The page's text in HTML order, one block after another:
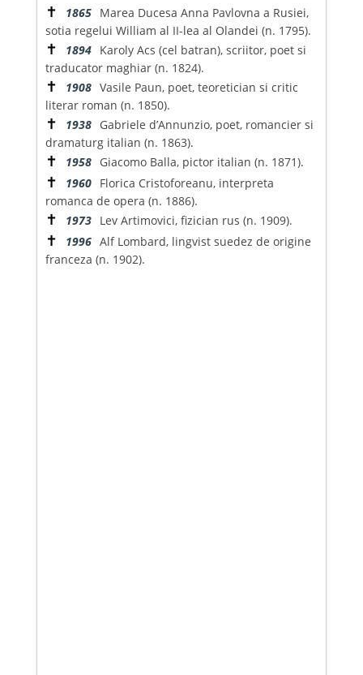
✝ 1865 Marea Ducesa Anna Pavlovna a Rusiei,
sotia regelui William al II-lea al Olandei (n. 1795).
✝ 1894 Karoly Acs (cel batran), scriitor, poet si
traducator maghiar (n. 1824).
✝ 1908 Vasile Paun, poet, teoretician si critic
literar roman (n. 1850).
✝ 1938 Gabriele d’Annunzio, poet, romancier si
dramaturg italian (n. 1863).
✝ 1958 Giacomo Balla, pictor italian (n. 1871).
✝ 1960 Florica Cristoforeanu, interpreta
romanca de opera (n. 1886).
✝ 1973 Lev Artimovici, fizician rus (n. 1909).
✝ 1996 Alf Lombard, lingvist suedez de origine
franceza (n. 1902).